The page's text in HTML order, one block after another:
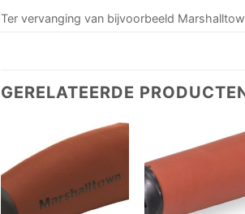
Ter vervanging van bijvoorbeeld
GERELATEERDE